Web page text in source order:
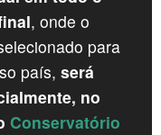
, onde o
para
país, será
no
Conservatório